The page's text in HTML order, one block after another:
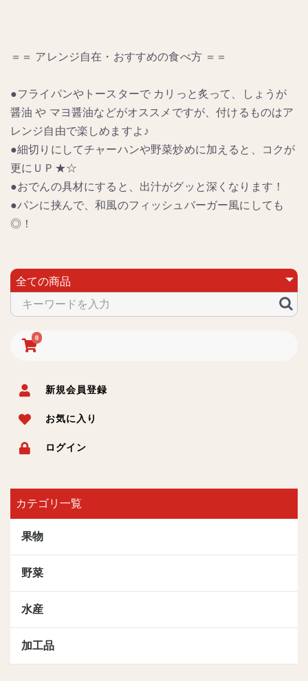
0
新規会員登録
お気に入り
ログイン
カテゴリ一覧
果物
野菜
水産
加工品
＝＝ アレンジ自在・おすすめの食べ方 ＝＝
●フライパンやトースターで カリっと炙って、しょうが
醤油 や マヨ醤油などがオススメですが、付けるものはア
レンジ自由で楽しめますよ♪
●細切りにしてチャーハンや野菜炒めに加えると、コクが
更にＵＰ★☆
●おでんの具材にすると、出汁がグッと深くなります！
●パンに挟んで、和風のフィッシュバーガー風にしても
◎！